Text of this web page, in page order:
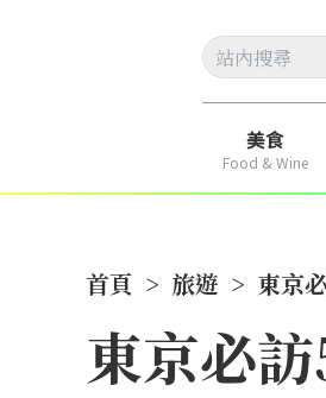
美食
Food & Wine
首頁 > 旅遊 > 東京
東京必